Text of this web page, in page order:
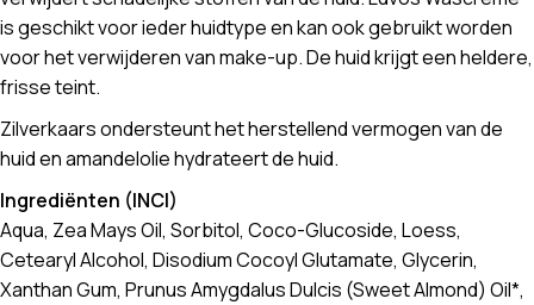
is geschikt voor ieder huidtype en kan ook gebruikt worden
voor het verwijderen van make-up. De huid krijgt een heldere,
frisse teint.
Zilverkaars ondersteunt het herstellend vermogen van de
huid en amandelolie hydrateert de huid.
Ingrediënten (INCI)
Aqua, Zea Mays Oil, Sorbitol, Coco-Glucoside, Loess,
Cetearyl Alcohol, Disodium Cocoyl Glutamate, Glycerin,
Xanthan Gum, Prunus Amygdalus Dulcis (Sweet Almond) Oil*,